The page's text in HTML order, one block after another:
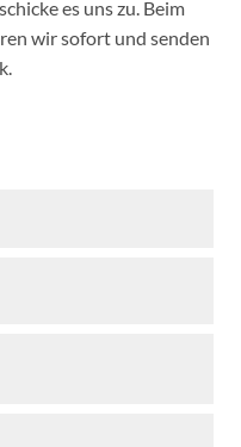
es uns zu. Beim
wir sofort und senden